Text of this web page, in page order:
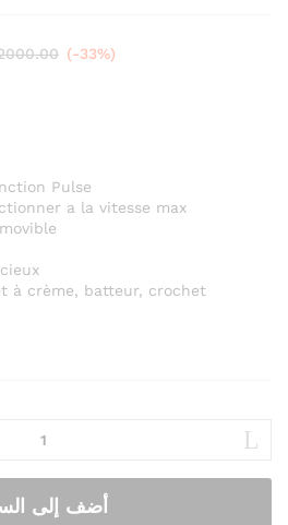
(-33%)
Pulse
a la vitesse max
à crème, batteur, crochet
أضف إلى